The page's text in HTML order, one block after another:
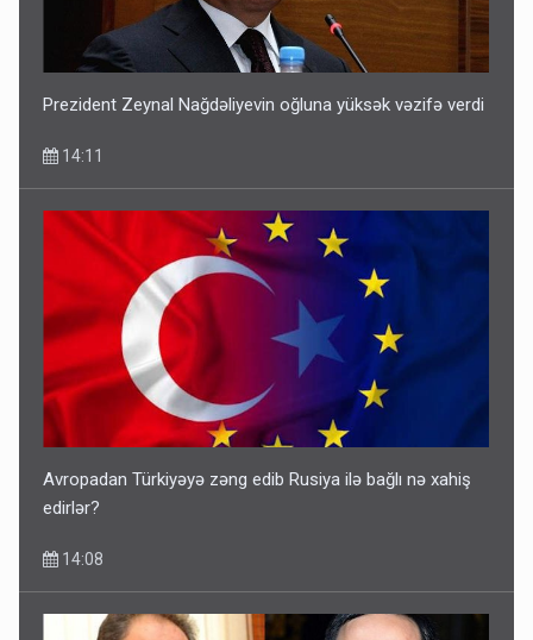
Prezident Zeynal Nağdəliyevin oğluna yüksək vəzifə verdi
14:11
Avropadan Türkiyəyə zəng edib Rusiya ilə bağlı nə xahiş
edirlər?
14:08